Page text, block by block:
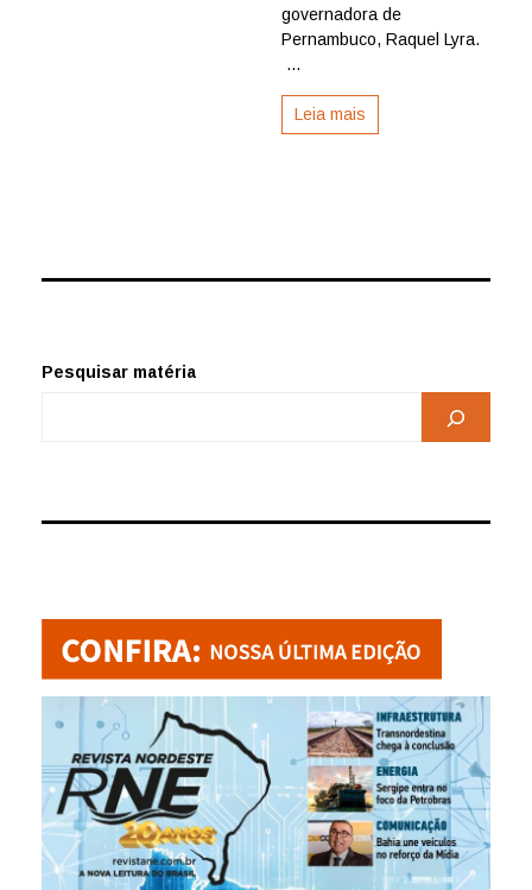
governadora de
Pernambuco, Raquel Lyra.
...
Leia mais
Pesquisar matéria